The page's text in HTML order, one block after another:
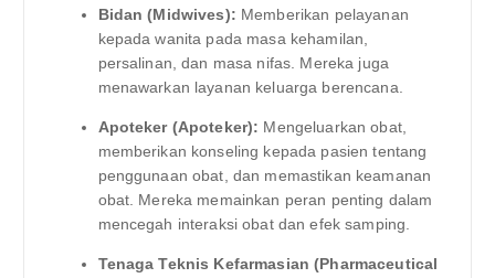
Bidan (Midwives): Memberikan pelayanan
kepada wanita pada masa kehamilan,
persalinan, dan masa nifas. Mereka juga
menawarkan layanan keluarga berencana.
Apoteker (Apoteker): Mengeluarkan obat,
memberikan konseling kepada pasien tentang
penggunaan obat, dan memastikan keamanan
obat. Mereka memainkan peran penting dalam
mencegah interaksi obat dan efek samping.
Tenaga Teknis Kefarmasian (Pharmaceutical